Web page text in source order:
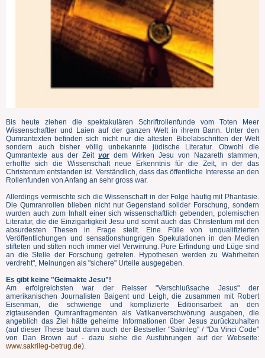
Bis heute ziehen die spektakulären Schriftrollenfunde vom Toten Meer
Wissenschaftler und Laien auf der ganzen Welt in ihrem Bann. Unter den
Qumrantexten befinden sich nicht nur die ältesten Bibelabschriften der Welt
sondern auch bisher völlig unbekannte jüdische Literatur. Obwohl die
Qumrantexte aus der Zeit vordem Wirken Jesu von Nazareth stammen,
erhoffte sich die Wissenschaft neue Erkenntnis für die Zeit, in der das
Christentum entstanden ist. Verständlich, dass das öffentliche Interesse an den
Rollenfunden von Anfang an sehr gross war.
Allerdings vermischte sich die Wissenschaft in der Folge häufig mit Phantasie.
Die Qumranrollen blieben nicht nur Gegenstand solider Forschung, sondern
wurden auch zum Inhalt einer sich wissenschaftlich gebenden, polemischen
Literatur, die die Einzigartigkeit Jesu und somit auch das Christentum mit den
absurdesten Thesen in Frage stellt. Eine Fülle von unqualifizierten
Veröffentlichungen und sensationshungrigen Spekulationen in den Medien
stifteten und stiften noch immer viel Verwirrung. Pure Erfindung und Lüge sind
an die Stelle der Forschung getreten. Hypothesen werden zu Wahrheiten
verdreht", Meinungen als "sichere" Urteile ausgegeben.
Es gibt keine "Geimakte Jesu"!
Am erfolgreichsten war der Reisser "Verschlußsache Jesus" der
amerikanischen Journalisten Baigent und Leigh, die zusammen mit Robert
Eisenman, die schwierige und komplizierte Editionsarbeit an den
zigtausenden Qumranfragmenten als Vatikanverschwörung ausgaben, die
angeblich das Ziel hätte geheime Informationen über Jesus zurückzuhalten
(auf dieser These baut dann auch der Bestseller "Sakrileg" / "Da Vinci Code"
von Dan Brown auf - dazu siehe die Ausführungen auf der Webseite:
www.sakrileg-betrug.de).